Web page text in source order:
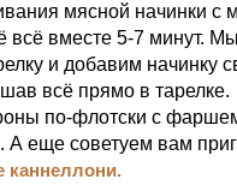
мясной начинки с
всё вместе 5-7 минут.
и добавим начинку
всё прямо в тарелке.
по-флотски с
А еще советуем вам